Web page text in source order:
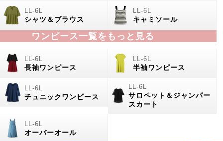
シャツ＆ブラウス キャミソール
ワンピース一覧をもっと見る
長袖ワンピース 半袖ワンピース
チュニックワンピース
サロペット＆ジャンパー
スカート
オーバーオール